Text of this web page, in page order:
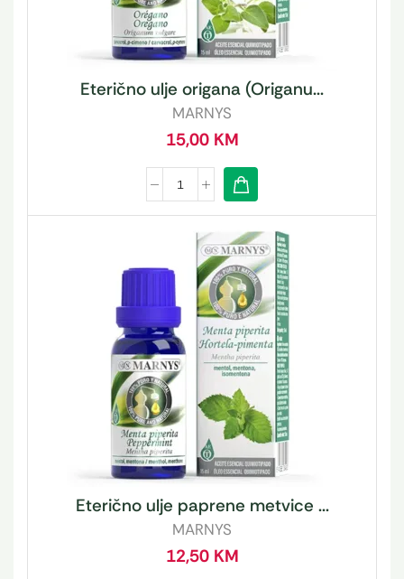
Eterično ulje origana (Origanu...
MARNYS
15,00 KM
Eterično ulje paprene metvice ...
MARNYS
12,50 KM